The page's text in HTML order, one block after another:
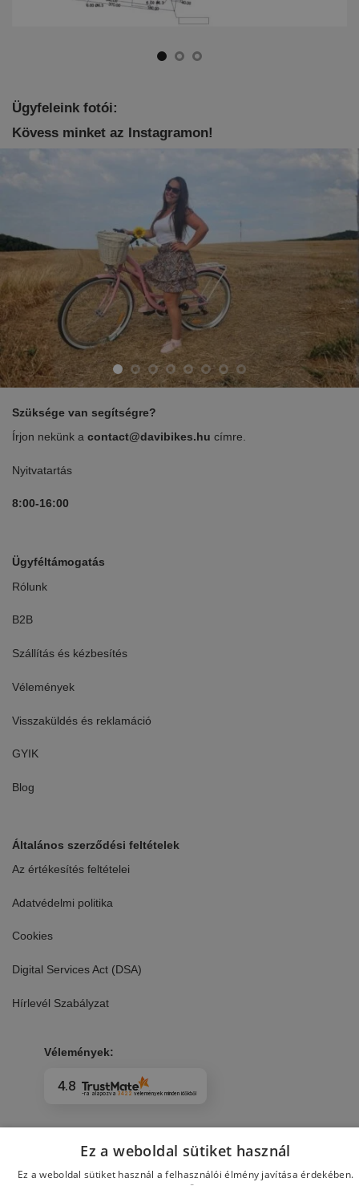
Ügyfeleink fotói:
Kövess minket az Instagramon!
Szüksége van segítségre?
Írjon nekünk a contact@davibikes.hu címre.
Nyitvatartás
8:00-16:00
Ügyféltámogatás
Rólunk
B2B
Szállítás és kézbesítés
Vélemények
Visszaküldés és reklamáció
GYIK
Blog
Általános szerződési feltételek
Az értékesítés feltételei
Adatvédelmi politika
Cookies
Digital Services Act (DSA)
Hírlevél Szabályzat
Vélemények:
4.8 -ra alapozva 3422 véleményekminden időkből
Ez a weboldal sütiket használ
Ez a weboldal sütiket használ a felhasználói élmény javítása érdekében.